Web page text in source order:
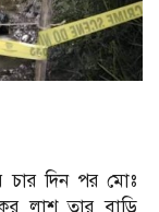
চার দিন পর মোঃ
লাশ তার বাড়ি